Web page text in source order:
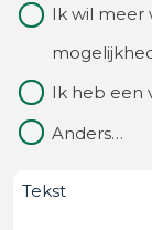
van?
(Vereist)
Waarom
contact
Ik wil meer
Ik heb een
Anders…
Bericht